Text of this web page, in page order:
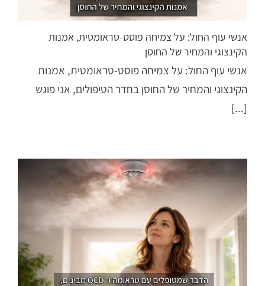
אנשי עוף החול: על צמיחה פוסט-טראומטית, אמנות
הקינצוגי והמחיר של החוסן
אנשי עוף החול: על צמיחה פוסט-טראומטית, אמנות
הקינצוגי והמחיר של החוסן בחדר הטיפולים, אני פוגש
[...]